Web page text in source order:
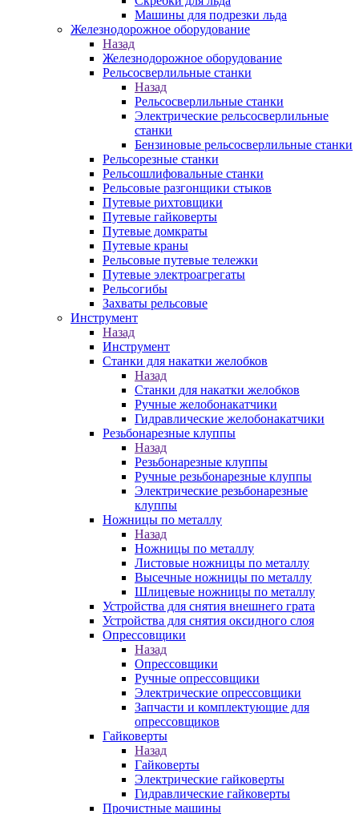
Машины для подрезки льда
Железнодорожное оборудование
Назад
Железнодорожное оборудование
Рельсосверлильные станки
Назад
Рельсосверлильные станки
Электрические рельсосверлильные
станки
Бензиновые рельсосверлильные станки
Рельсорезные станки
Рельсошлифовальные станки
Рельсовые разгонщики стыков
Путевые рихтовщики
Путевые гайковерты
Путевые домкраты
Путевые краны
Рельсовые путевые тележки
Путевые электроагрегаты
Рельсогибы
Захваты рельсовые
Инструмент
Назад
Инструмент
Станки для накатки желобков
Назад
Станки для накатки желобков
Ручные желобонакатчики
Гидравлические желобонакатчики
Резьбонарезные клуппы
Назад
Резьбонарезные клуппы
Ручные резьбонарезные клуппы
Электрические резьбонарезные
клуппы
Ножницы по металлу
Назад
Ножницы по металлу
Листовые ножницы по металлу
Высечные ножницы по металлу
Шлицевые ножницы по металлу
Устройства для снятия внешнего грата
Устройства для снятия оксидного слоя
Опрессовщики
Назад
Опрессовщики
Ручные опрессовщики
Электрические опрессовщики
Запчасти и комплектующие для
опрессовщиков
Гайковерты
Назад
Гайковерты
Электрические гайковерты
Гидравлические гайковерты
Прочистные машины